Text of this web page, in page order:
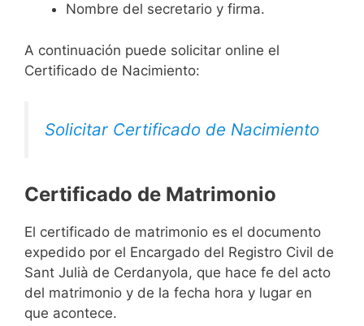
Nombre del secretario y firma.
A continuación puede solicitar online el
Certificado de Nacimiento:
Solicitar Certificado de Nacimiento
Certificado de Matrimonio
El certificado de matrimonio es el documento
expedido por el Encargado del Registro Civil de
Sant Julià de Cerdanyola, que hace fe del acto
del matrimonio y de la fecha hora y lugar en
que acontece.